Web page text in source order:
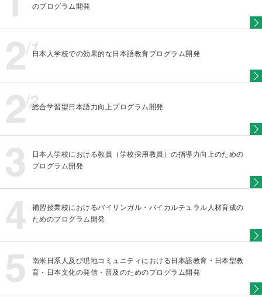
のプログラム開発
日本人学校での効果的な日本語教育プログラム開発
総合学習型日本語力向上プログラム開発
日本人学校における教員（学校採用教員）の指導力向上のための
プログラム開発
補習授業校におけるバイリンガル・バイカルチュラル人材育成の
ためのプログラム開発
南米日系人及び現地コミュニティにおける日本語教育・日本型教
育・日本文化の発信・普及のためのプログラム開発